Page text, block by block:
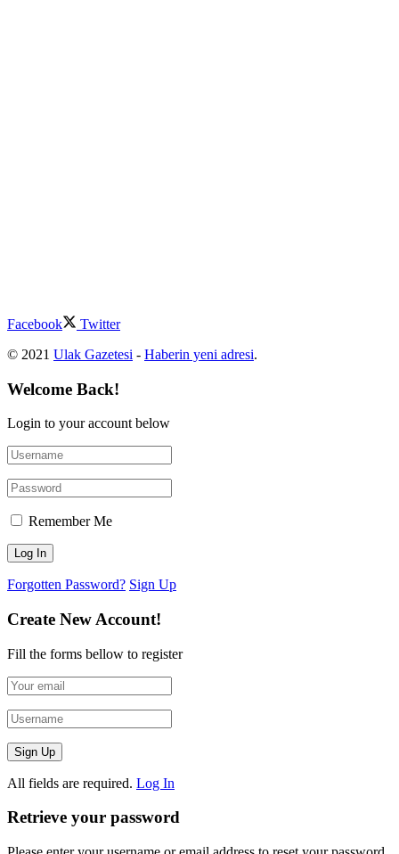
Facebook
Twitter
© 2021 Ulak Gazetesi - Haberin yeni adresi.
Welcome Back!
Login to your account below
Remember Me
Forgotten Password? Sign Up
Create New Account!
Fill the forms bellow to register
All fields are required. Log In
Retrieve your password